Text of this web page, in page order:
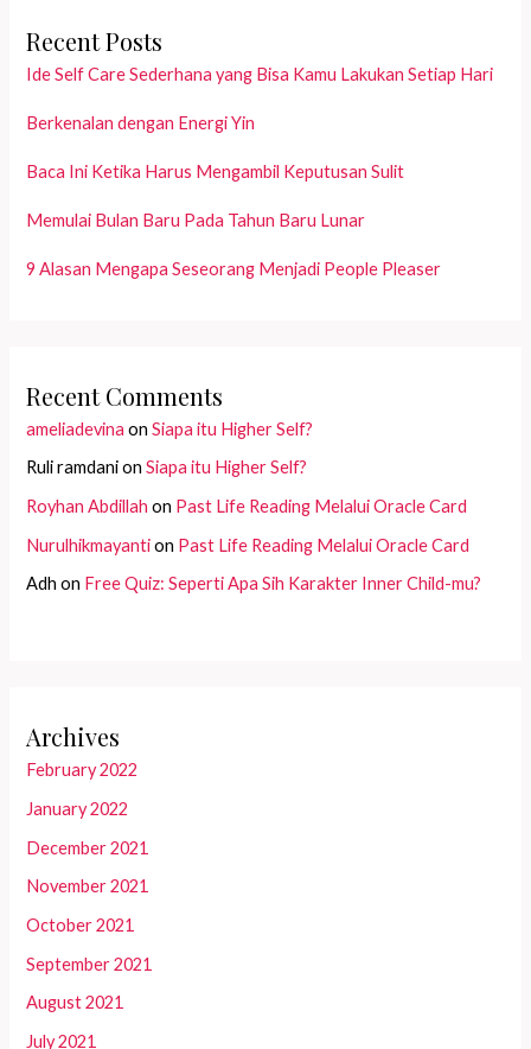
Recent Posts
Ide Self Care Sederhana yang Bisa Kamu Lakukan Setiap Hari
Berkenalan dengan Energi Yin
Baca Ini Ketika Harus Mengambil Keputusan Sulit
Memulai Bulan Baru Pada Tahun Baru Lunar
9 Alasan Mengapa Seseorang Menjadi People Pleaser
Recent Comments
ameliadevina onSiapa itu Higher Self?
Ruli ramdanionSiapa itu Higher Self?
Royhan Abdillah on Past Life Reading Melalui Oracle Card
Nurulhikmayantion Past Life Reading Melalui Oracle Card
Adh on Free Quiz: Seperti Apa Sih Karakter Inner Child-mu?
Archives
February 2022
January 2022
December 2021
November 2021
October 2021
September 2021
August 2021
July 2021